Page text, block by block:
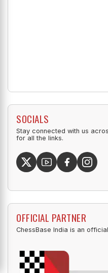
SOCIALS
Stay connected with us
for all the links.
OFFICIAL PARTNER
ChessBase India is an